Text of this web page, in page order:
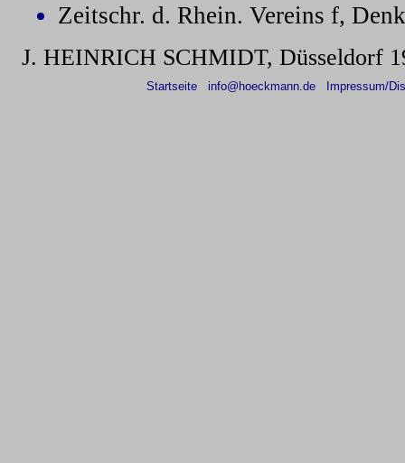
Zeitschr. d. Rhein. Vereins f,
J. HEINRICH SCHMIDT, Düsseldorf
Startseite info@hoeckmann.de Impressum/